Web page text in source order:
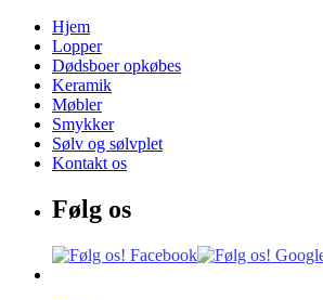
Hjem
Lopper
Dødsboer opkøbes
Keramik
Møbler
Smykker
Sølv og sølvplet
Kontakt os
Følg os